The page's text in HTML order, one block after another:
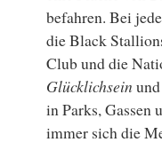
befahren. Bei
die Black
Club und die
Glücklichsein
in Parks, Gassen
immer sich die